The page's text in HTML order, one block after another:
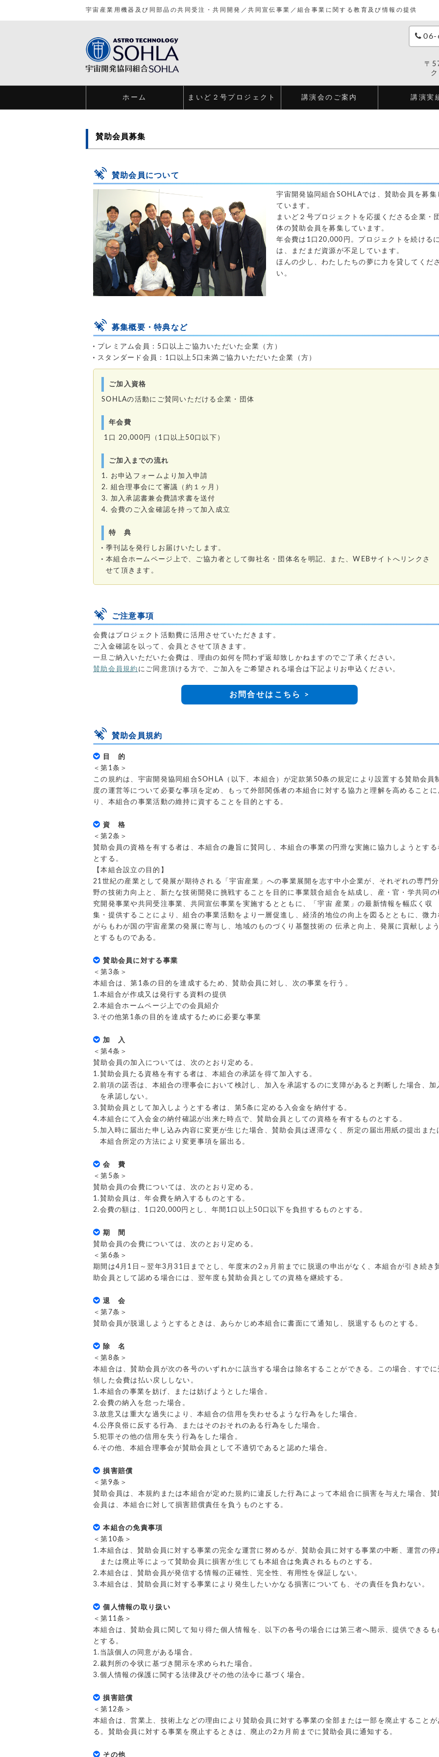
宇宙産業用機器及び同部品の共同受注・共同開発／共同宣伝事業／組合事業に関する教育及び情報の提供
06-
〒
ホーム まいど２号プロジェクト 講演会のご案内 講演実
賛助会員募集
賛助会員について
宇宙開発協同組合SOHLAでは、賛助会員を募集
ています。
まいど２号プロジェクトを応援くださる企業・
体の賛助会員を募集しています。
年会費は1口20,000円。プロジェクトを続ける
は、まだまだ資源が不足しています。
ほんの少し、わたしたちの夢に力を貸してくだ
い。
募集概要・特典など
プレミアム会員：5口以上ご協力いただいた企業（方）
スタンダード会員：1口以上5口未満ご協力いただいた企業（方）
ご加入資格
SOHLAの活動にご賛同いただける企業・団体
年会費
1口 20,000円（1口以上50口以下）
ご加入までの流れ
1. お申込フォームより加入申請
2. 組合理事会にて審議（約１ヶ月）
3. 加入承認書兼会費請求書を送付
4. 会費のご入金確認を持って加入成立
特 典
季刊誌を発行しお届けいたします。
本組合ホームページ上で、ご協力者として御社名・団体名を明記、また、WEBサイトへリンクさ
せて頂きます。
ご注意事項
会費はプロジェクト活動費に活用させていただきます。
ご入金確認を以って、会員とさせて頂きます。
一旦ご納入いただいた会費は、理由の如何を問わず返却致しかねますのでご了承ください。
賛助会員規約 にご同意頂ける方で、ご加入をご希望される場合は下記よりお申込ください。
お問合せはこちら >
賛助会員規約
目 的
＜第1条＞
この規約は、宇宙開発協同組合SOHLA（以下、本組合）が定款第50条の規定により設置する賛助会員
度の運営等について必要な事項を定め、もって外部関係者の本組合に対する協力と理解を高めることに
り、本組合の事業活動の維持に資することを目的とする。
資 格
＜第2条＞
賛助会員の資格を有する者は、本組合の趣旨に賛同し、本組合の事業の円滑な実施に協力しようとする
とする。
【本組合設立の目的】
21世紀の産業として発展が期待される「宇宙産業」への事業展開を志す中小企業が、それぞれの専門分
野の技術力向上と、新たな技術開発に挑戦することを目的に事業競合組合を結成し、産・官・学共同の
究開発事業や共同受注事業、共同宣伝事業を実施するとともに、「宇宙 産業」の最新情報を幅広く収
集・提供することにより、組合の事業活動をより一層促進し、経済的地位の向上を図るとともに、微力
がらもわが国の宇宙産業の発展に寄与し、地域のものづくり基盤技術の 伝承と向上、発展に貢献しよ
とするものである。
賛助会員に対する事業
＜第3条＞
本組合は、第1条の目的を達成するため、賛助会員に対し、次の事業を行う。
1.本組合が作成又は発行する資料の提供
2.本組合ホームページ上での会員紹介
3.その他第1条の目的を達成するために必要な事業
加 入
＜第4条＞
賛助会員の加入については、次のとおり定める。
1.賛助会員たる資格を有する者は、本組合の承諾を得て加入する。
2.前項の諾否は、本組合の理事会において検討し、加入を承認するのに支障があると判断した場合、加
を承認しない。
3.賛助会員として加入しようとする者は、第5条に定める入会金を納付する。
4.本組合にて入会金の納付確認が出来た時点で、賛助会員としての資格を有するものとする。
5.加入時に届出た申し込み内容に変更が生じた場合、賛助会員は遅滞なく、所定の届出用紙の提出また
本組合所定の方法により変更事項を届出る。
会 費
＜第5条＞
賛助会員の会費については、次のとおり定める。
1.賛助会員は、年会費を納入するものとする。
2.会費の額は、1口20,000円とし、年間1口以上50口以下を負担するものとする。
期 間
賛助会員の会費については、次のとおり定める。
＜第6条＞
期間は4月1日～翌年3月31日までとし、年度末の2ヵ月前までに脱退の申出がなく、本組合が引き続き
助会員として認める場合には、翌年度も賛助会員としての資格を継続する。
退 会
＜第7条＞
賛助会員が脱退しようとするときは、あらかじめ本組合に書面にて通知し、脱退するものとする。
除 名
＜第8条＞
本組合は、賛助会員が次の各号のいずれかに該当する場合は除名することができる。この場合、すでに
領した会費は払い戻ししない。
1.本組合の事業を妨げ、または妨げようとした場合。
2.会費の納入を怠った場合。
3.故意又は重大な過失により、本組合の信用を失わせるような行為をした場合。
4.公序良俗に反する行為、またはそのおそれのある行為をした場合。
5.犯罪その他の信用を失う行為をした場合。
6.その他、本組合理事会が賛助会員として不適切であると認めた場合。
損害賠償
＜第9条＞
賛助会員は、本規約または本組合が定めた規約に違反した行為によって本組合に損害を与えた場合、賛
会員は、本組合に対して損害賠償責任を負うものとする。
本組合の免責事項
＜第10条＞
1.本組合は、賛助会員に対する事業の完全な運営に努めるが、賛助会員に対する事業の中断、運営の停
または廃止等によって賛助会員に損害が生じても本組合は免責されるものとする。
2.本組合は、賛助会員が発信する情報の正確性、完全性、有用性を保証しない。
3.本組合は、賛助会員に対する事業により発生したいかなる損害についても、その責任を負わない。
個人情報の取り扱い
＜第11条＞
本組合は、賛助会員に関して知り得た個人情報を、以下の各号の場合には第三者へ開示、提供できるも
とする。
1.当該個人の同意がある場合。
2.裁判所の令状に基づき開示を求められた場合。
3.個人情報の保護に関する法律及びその他の法令に基づく場合。
損害賠償
＜第12条＞
本組合は、営業上、技術上などの理由により賛助会員に対する事業の全部または一部を廃止することが
る。賛助会員に対する事業を廃止するときは、廃止の2カ月前までに賛助会員に通知する。
その他